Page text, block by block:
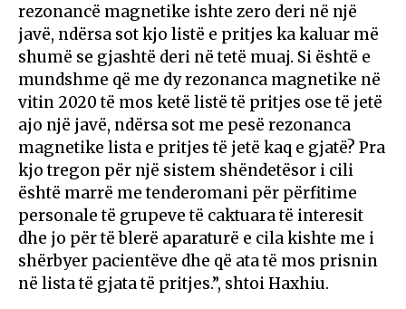
rezonancë magnetike ishte zero deri në një
javë, ndërsa sot kjo listë e pritjes ka kaluar më
shumë se gjashtë deri në tetë muaj. Si është e
mundshme që me dy rezonanca magnetike në
vitin 2020 të mos ketë listë të pritjes ose të jetë
ajo një javë, ndërsa sot me pesë rezonanca
magnetike lista e pritjes të jetë kaq e gjatë? Pra
kjo tregon për një sistem shëndetësor i cili
është marrë me tenderomani për përfitime
personale të grupeve të caktuara të interesit
dhe jo për të blerë aparaturë e cila kishte me i
shërbyer pacientëve dhe që ata të mos prisnin
në lista të gjata të pritjes.”, shtoi Haxhiu.